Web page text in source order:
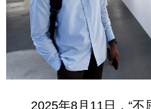
2025年8月11日，“